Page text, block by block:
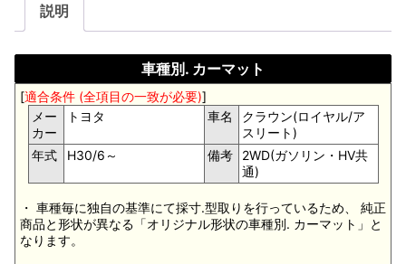
説明
車種別. カーマット
[適合条件 (全項目の一致が必要)]
メー
カー
トヨタ 車名
クラウン(ロイヤル/ア
スリート)
年式
H30/6～ 備考
2WD(ガソリン・HV共
通)
・ 車種毎に独自の基準にて採寸.型取りを行っているため、 純正
商品と形状が異なる「オリジナル形状の車種別. カーマット」と
なります。